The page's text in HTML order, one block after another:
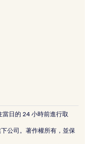
日的 24 小時前進行取
公司。著作權所有，並保